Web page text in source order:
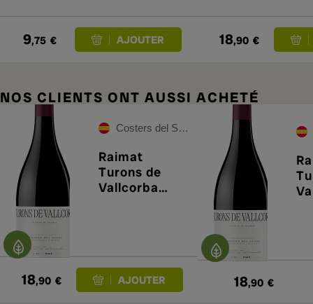
9,75 € 18,90 €
NOS CLIENTS ONT AUSSI ACHETÉ
Costers del Segre
Raimat
Turons de
Vallcorba
18,90 € 18,90 €